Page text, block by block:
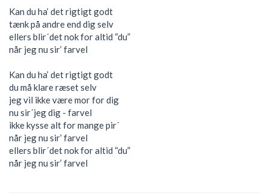
Kan du ha’ det rigtigt godt
tænk på andre end dig selv
ellers blir´det nok for altid “du”
når jeg nu sir’ farvel
Kan du ha’ det rigtigt godt
du må klare ræset selv
jeg vil ikke være mor for dig
nu sir´jeg dig - farvel
ikke kysse alt for mange pir´
når jeg nu sir’ farvel
ellers blir´det nok for altid “du”
når jeg nu sir’ farvel